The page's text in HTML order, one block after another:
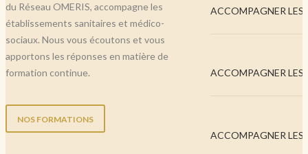
du Réseau OMERIS, accompagne les
établissements sanitaires et médico-
sociaux. Nous vous écoutons et vous
apportons les réponses en matière de
formation continue.
NOS FORMATIONS
ACCOMPAGNER
ACCOMPAGNER
ACCOMPAGNER